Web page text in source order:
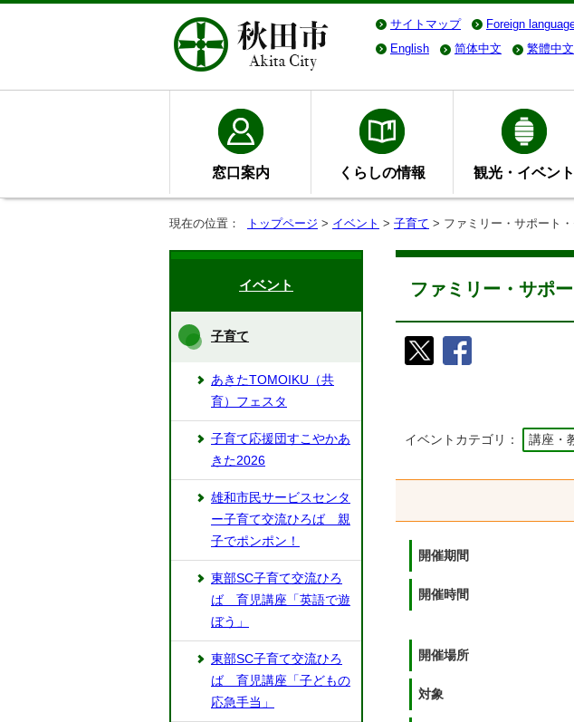
サイトマップ Foreign
English
简体中文 繁體中文
窓口案内 くらしの情報 観光・イベント
現在の位置： トップページ > イベント > 子育て > ファミリー・サポート
ファミリー・サポ
イベントカテゴリ： 講座・
開催期間
開催時間
開催場所
対象
イベント
子育て
あきたTOMOIKU（共
育）フェスタ
子育て応援団すこやかあ
きた2026
雄和市民サービスセンタ
ー子育て交流ひろば 親
子でポンポン！
東部SC子育て交流ひろ
ば 育児講座「英語で遊
ぼう」
東部SC子育て交流ひろ
ば 育児講座「子どもの
応急手当」